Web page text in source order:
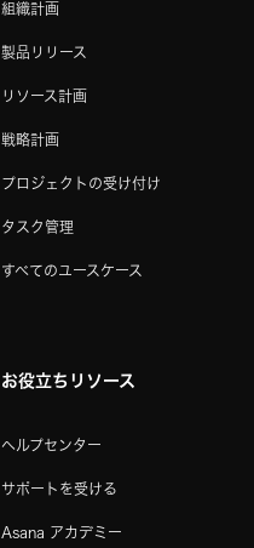
組織計画
製品リリース
リソース計画
戦略計画
プロジェクトの受け付け
タスク管理
すべてのユースケース
お役立ちリソース
ヘルプセンター
サポートを受ける
Asana アカデミー